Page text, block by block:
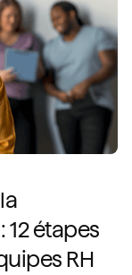
étapes
RH